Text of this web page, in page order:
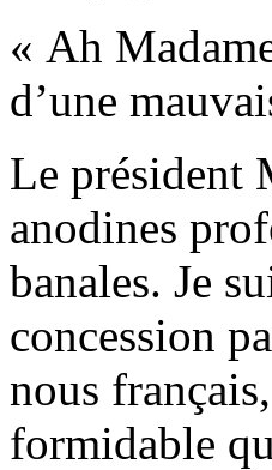
« Ah
d’une
Le président
anodines
banales. Je
concession
nous
formidable